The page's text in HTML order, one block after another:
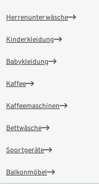
Herrenunterwäsche
Kinderkleidung
Babykleidung
Kaffee
Kaffeemaschinen
Bettwäsche
Sportgeräte
Balkonmöbel